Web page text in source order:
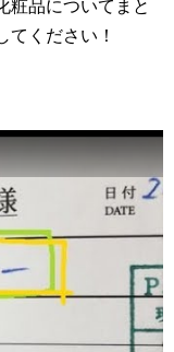
粧品についてまと
ください！